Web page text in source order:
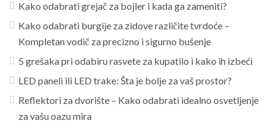
Kako odabrati grejač za bojler i kada ga zameniti?
Kako odabrati burgije za zidove različite tvrdoće –
Kompletan vodič za precizno i sigurno bušenje
5 grešaka pri odabiru rasvete za kupatilo i kako ih izbeći
LED paneli ili LED trake: Šta je bolje za vaš prostor?
Reflektori za dvorište – Kako odabrati idealno osvetljenje
za vašu oazu mira